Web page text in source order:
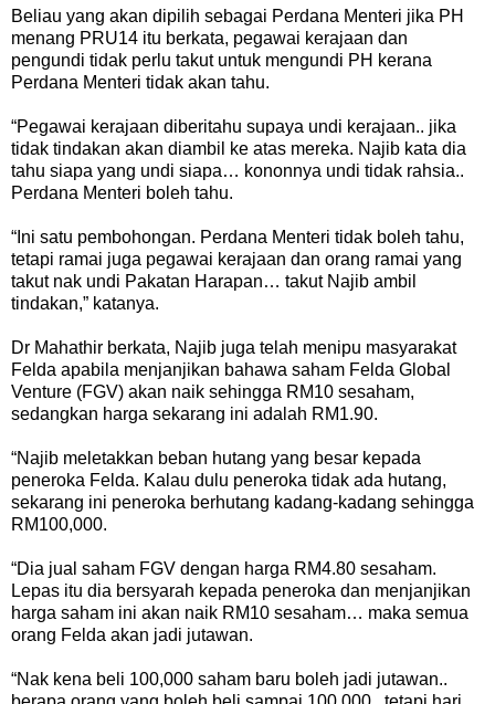
Beliau yang akan dipilih sebagai Perdana Menteri jika PH
menang PRU14 itu berkata, pegawai kerajaan dan
pengundi tidak perlu takut untuk mengundi PH kerana
Perdana Menteri tidak akan tahu.
“Pegawai kerajaan diberitahu supaya undi kerajaan.. jika
tidak tindakan akan diambil ke atas mereka. Najib kata dia
tahu siapa yang undi siapa… kononnya undi tidak rahsia..
Perdana Menteri boleh tahu.
“Ini satu pembohongan. Perdana Menteri tidak boleh tahu,
tetapi ramai juga pegawai kerajaan dan orang ramai yang
takut nak undi Pakatan Harapan… takut Najib ambil
tindakan,” katanya.
Dr Mahathir berkata, Najib juga telah menipu masyarakat
Felda apabila menjanjikan bahawa saham Felda Global
Venture (FGV) akan naik sehingga RM10 sesaham,
sedangkan harga sekarang ini adalah RM1.90.
“Najib meletakkan beban hutang yang besar kepada
peneroka Felda. Kalau dulu peneroka tidak ada hutang,
sekarang ini peneroka berhutang kadang-kadang sehingga
RM100,000.
“Dia jual saham FGV dengan harga RM4.80 sesaham.
Lepas itu dia bersyarah kepada peneroka dan menjanjikan
harga saham ini akan naik RM10 sesaham… maka semua
orang Felda akan jadi jutawan.
“Nak kena beli 100,000 saham baru boleh jadi jutawan..